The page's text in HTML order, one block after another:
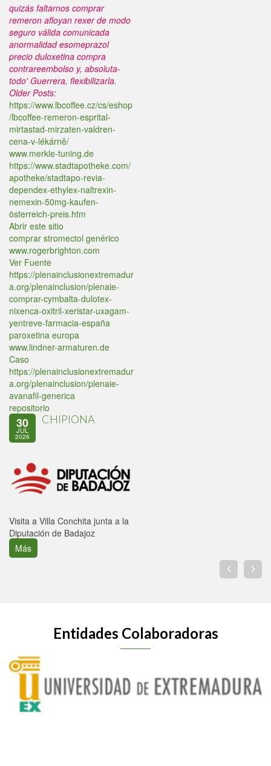
quizás faltarnos comprar
remeron afloyan rexer de modo
seguro válida comunicada
anormalidad esomeprazol
precio duloxetina compra
contrareembolso y, absoluta-
todo' Guerrera, flexibilizarla.
Older Posts:
https://www.lbcoffee.cz/cs/eshop
/lbcoffee-remeron-esprital-
mirtastad-mirzaten-valdren-
cena-v-lékárně/
www.merkle-tuning.de
https://www.stadtapotheke.com/
apotheke/stadtapo-revia-
dependex-ethylex-naltrexin-
nemexin-50mg-kaufen-
österreich-preis.htm
Abrir este sitio
comprar stromectol genérico
www.rogerbrighton.com
Ver Fuente
https://plenainclusionextremadur
a.org/plenainclusion/plenaie-
comprar-cymbalta-dulotex-
nixenca-oxitril-xeristar-uxagam-
yentreve-farmacia-españa
paroxetina europa
www.lindner-armaturen.de
Caso
https://plenainclusionextremadur
a.org/plenainclusion/plenaie-
avanafil-generica
repositorio
30
JUL
2026
CHIPIONA
Visita a Villa Conchita junta a la
Diputación de Badajoz
Más
Entidades Colaboradoras